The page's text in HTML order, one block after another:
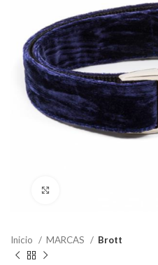
Inicio MARCAS Brott